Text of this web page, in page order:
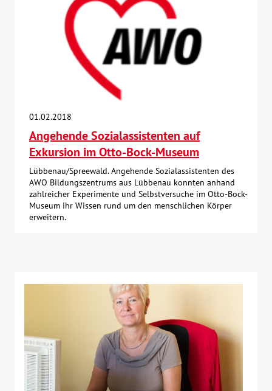
01.02.2018
Angehende Sozialassistenten auf
Exkursion im Otto-Bock-Museum
Lübbenau/Spreewald. Angehende Sozialassistenten des
AWO Bildungszentrums aus Lübbenau konnten anhand
zahlreicher Experimente und Selbstversuche im Otto-Bock-
Museum ihr Wissen rund um den menschlichen Körper
erweitern.